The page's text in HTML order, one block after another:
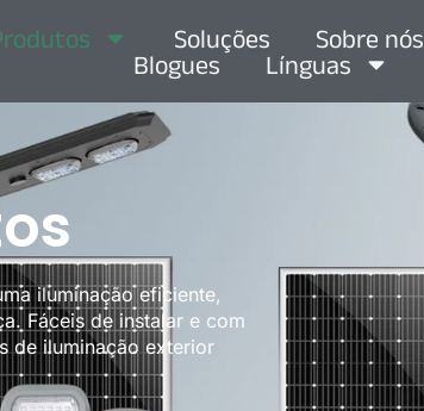
Soluções Sobre nós
Blogues
Línguas
iluminação eficiente,
Fáceis de instalar e com
de iluminação exterior